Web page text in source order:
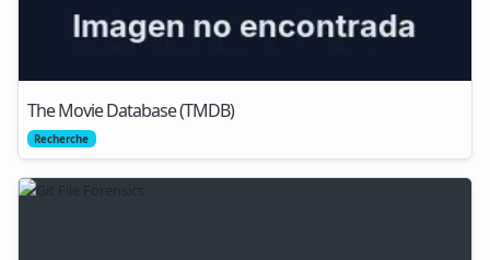
The Movie Database (TMDB)
Recherche